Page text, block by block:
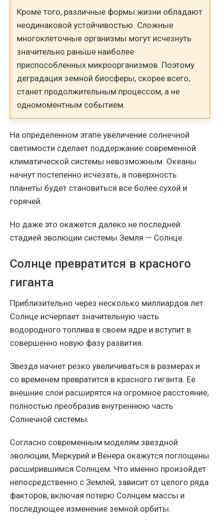
Кроме того, различные формы жизни обладают
неодинаковой устойчивостью. Сложные
многоклеточные организмы могут исчезнуть
значительно раньше наиболее
приспособленных микроорганизмов. Поэтому
деградация земной биосферы, скорее всего,
станет продолжительным процессом, а не
одномоментным событием.
На определенном этапе увеличение солнечной
светимости сделает поддержание современной
климатической системы невозможным. Океаны
начнут постепенно исчезать, а поверхность
планеты будет становиться все более сухой и
горячей.
Но даже это окажется далеко не последней
стадией эволюции системы Земля — Солнце.
Солнце превратится в красного
гиганта
Приблизительно через несколько миллиардов лет
Солнце исчерпает значительную часть
водородного топлива в своем ядре и вступит в
совершенно новую фазу развития.
Звезда начнет резко увеличиваться в размерах и
со временем превратится в красного гиганта. Ее
внешние слои расширятся на огромное расстояние,
полностью преобразив внутреннюю часть
Солнечной системы.
Согласно современным моделям звездной
эволюции, Меркурий и Венера окажутся поглощены
расширившимся Солнцем. Что именно произойдет
непосредственно с Землей, зависит от целого ряда
факторов, включая потерю Солнцем массы и
последующее изменение земной орбиты.